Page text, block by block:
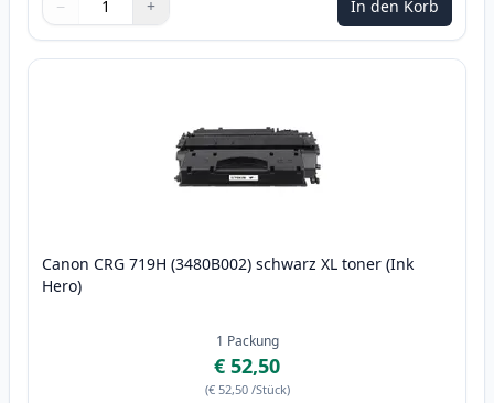
Menge
Verwenden Sie die Tasten, um anzupassen
− +
Menge 1 In den Korb
Canon CRG 719H (3480B002) schwarz XL toner (Ink
Hero)
1 Packung
€ 52,50
(€ 52,50 /Stück)